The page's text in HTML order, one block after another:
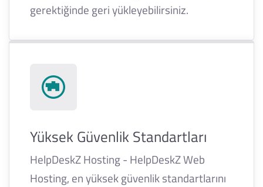
gerektiğinde geri yükleyebilirsiniz.
Yüksek Güvenlik Standartları
HelpDeskZ Hosting - HelpDeskZ Web
Hosting, en yüksek güvenlik standartlarını